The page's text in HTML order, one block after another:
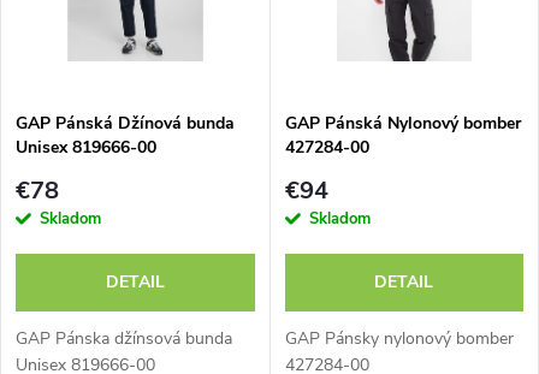
e
p
r
o
s
p
r
d
GAP Pánská Džínová bunda
Unisex 819666-00
€78
Skladom
DETAIL
GAP Pánska džínsová bunda
Unisex 819666-00
GAP Pánská Nylonový bomber
427284-00
€94
Skladom
DETAIL
GAP Pánsky nylonový bomber
427284-00